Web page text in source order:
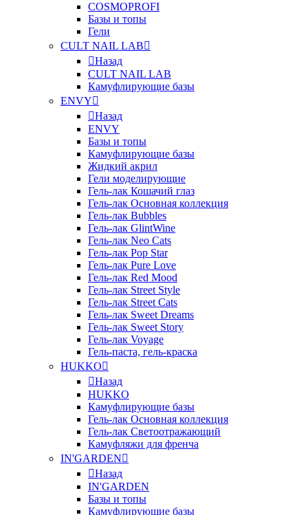
COSMOPROFI
Базы и топы
Гели
CULT NAIL LAB
Назад
CULT NAIL LAB
Камуфлирующие базы
ENVY
Назад
ENVY
Базы и топы
Камуфлирующие базы
Жидкий акрил
Гели моделирующие
Гель-лак Кошачий глаз
Гель-лак Основная коллекция
Гель-лак Bubbles
Гель-лак GlintWine
Гель-лак Neo Cats
Гель-лак Pop Star
Гель-лак Pure Love
Гель-лак Red Mood
Гель-лак Street Style
Гель-лак Street Cats
Гель-лак Sweet Dreams
Гель-лак Sweet Story
Гель-лак Voyage
Гель-паста, гель-краска
HUKKO
Назад
HUKKO
Камуфлирующие базы
Гель-лак Основная коллекция
Гель-лак Светоотражающий
Камуфляжи для френча
IN'GARDEN
Назад
IN'GARDEN
Базы и топы
Камуфлирующие базы